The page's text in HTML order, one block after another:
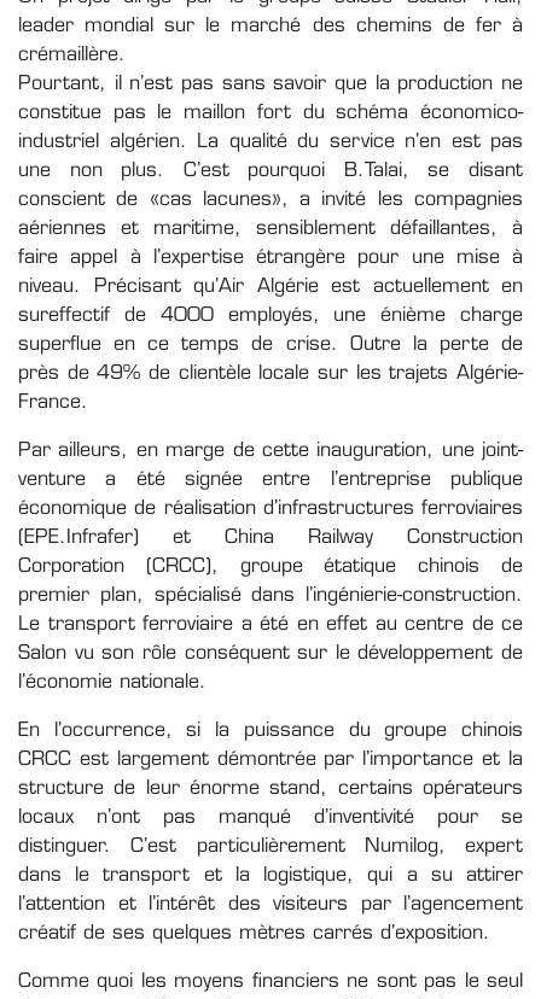
leader mondial sur le marché des chemins de fer à
crémaillère.
Pourtant, il n’est pas sans savoir que la production ne
constitue pas le maillon fort du schéma économico-
industriel algérien. La qualité du service n’en est pas
une non plus. C’est pourquoi B.Talai, se disant
conscient de «cas lacunes», a invité les compagnies
aériennes et maritime, sensiblement défaillantes, à
faire appel à l’expertise étrangère pour une mise à
niveau. Précisant qu’Air Algérie est actuellement en
sureffectif de 4000 employés, une énième charge
superflue en ce temps de crise. Outre la perte de
près de 49% de clientèle locale sur les trajets Algérie-
France.
Par ailleurs, en marge de cette inauguration, une joint-
venture a été signée entre l’entreprise publique
économique de réalisation d’infrastructures ferroviaires
(EPE.Infrafer) et China Railway Construction
Corporation (CRCC), groupe étatique chinois de
premier plan, spécialisé dans l’ingénierie-construction.
Le transport ferroviaire a été en effet au centre de ce
Salon vu son rôle conséquent sur le développement de
l’économie nationale.
En l’occurrence, si la puissance du groupe chinois
CRCC est largement démontrée par l’importance et la
structure de leur énorme stand, certains opérateurs
locaux n’ont pas manqué d’inventivité pour se
distinguer. C’est particulièrement Numilog, expert
dans le transport et la logistique, qui a su attirer
l’attention et l’intérêt des visiteurs par l’agencement
créatif de ses quelques mètres carrés d’exposition.
Comme quoi les moyens financiers ne sont pas le seul